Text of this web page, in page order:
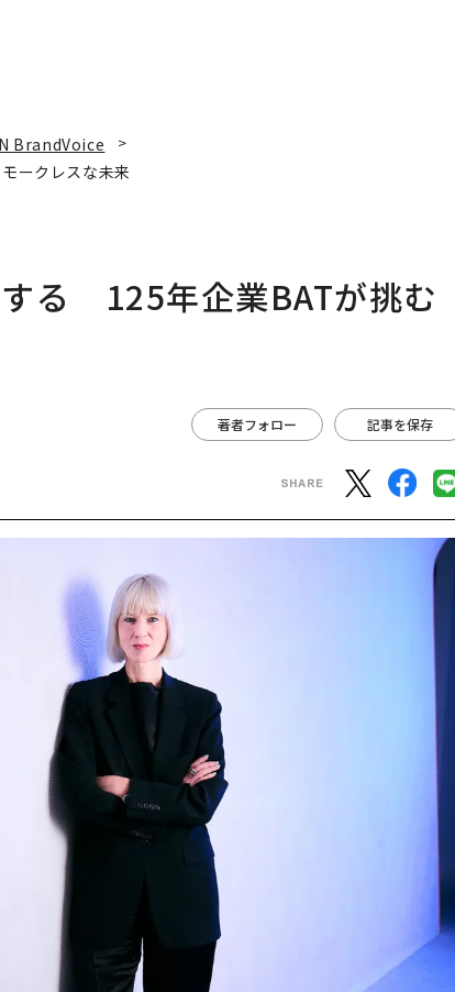
BrandVoice
ークレスな未来
る 125年企業BATが挑む
著者フォロー 記事を保存